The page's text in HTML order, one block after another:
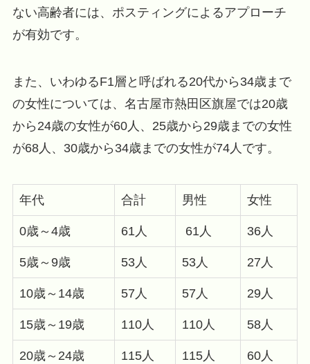
ない高齢者には、ポスティングによるアプローチ
が有効です。
また、いわゆるF1層と呼ばれる20代から34歳まで
の女性については、名古屋市熱田区旗屋では20歳
から24歳の女性が60人、25歳から29歳までの女性
が68人、30歳から34歳までの女性が74人です。
年代 合計 男性 女性
0歳～4歳 61人 61人 36人
5歳～9歳 53人 53人 27人
10歳～14歳 57人 57人 29人
15歳～19歳 110人 110人 58人
20歳～24歳 115人 115人 60人